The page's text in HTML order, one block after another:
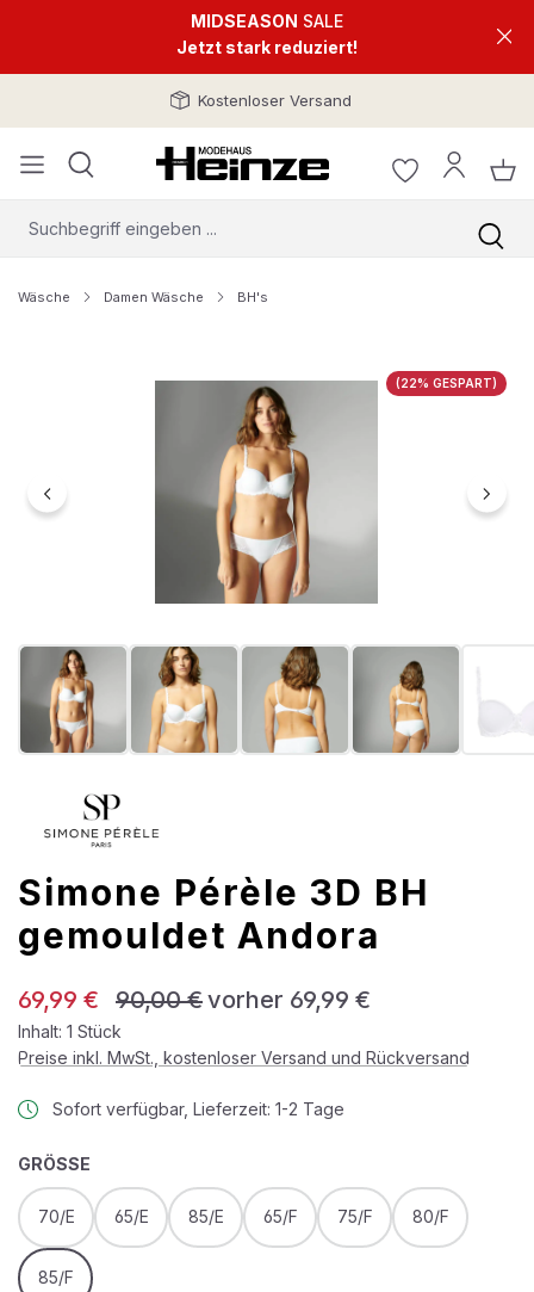
MIDSEASON SALE
Jetzt stark reduziert!
Kostenloser Versand
Wäsche Damen Wäsche BH's
(22% GESPART)
Simone Pérèle 3D BH
gemouldet Andora
Verkaufspreis:
69,99 € Regulärer Preis:
90,00 €vorher 69,99 €
Inhalt: 1 Stück
Preise inkl. MwSt., kostenloser Versand und Rückversand
Sofort verfügbar, Lieferzeit: 1-2 Tage
GRÖSSE
70/E 65/E 85/E 65/F 75/F 80/F
85/F